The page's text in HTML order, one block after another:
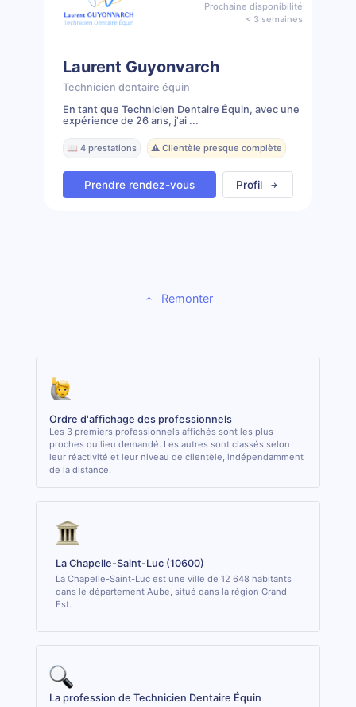
Prochaine disponibilité
< 3 semaines
Laurent Guyonvarch
Technicien dentaire équin
En tant que Technicien Dentaire Équin, avec une
expérience de 26 ans, j'ai ...
📖 4 prestations ⚠️ Clientèle presque complète
Prendre rendez-vous Profil
Remonter
Ordre d'affichage des professionnels
Les 3 premiers professionnels affichés sont les plus
proches du lieu demandé. Les autres sont classés selon
leur réactivité et leur niveau de clientèle, indépendamment
de la distance.
La Chapelle-Saint-Luc (10600)
La Chapelle-Saint-Luc est une ville de 12 648 habitants
dans le département Aube, situé dans la région Grand
Est.
La profession de Technicien Dentaire Équin